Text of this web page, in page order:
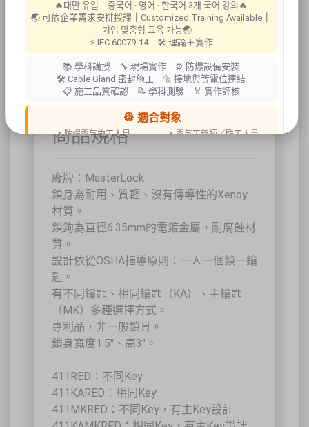
加入購買選單 返回上一頁
商品規格
廠牌：MasterLock
鎖身為耐用、質輕、沒有傳導性的Xenoy
材質。
鎖鉤為直徑6.35mm的電鍍金屬，耐腐蝕材
質。
設計依從OSHA指導原則：一人一個鎖一鑰
匙。
有不同鑰匙、相同鑰匙（KA）、主鑰匙
（MK）多種選擇方式。
專利品，非一般鎖具。
鎖身寬度1.5"、高3"。
411RED：不同Key
411KARED：相同Key
411MKRED：不同Key，有主Key設計
🔥대만 유일｜중국어 · 영어 · 한국어 3개 국어 강의🔥
🌏 可依企業需求安排授課
Customized Training Available
기업 맞춤형 교육 가능🌏
⚡ IEC 60079-14 🛠 理論＋實作
📚 學科講授 🔧 現場實作 ⚙ 防爆設備安裝
🛠 Cable Gland 密封施工 🔩 接地與等電位連結
📋 施工品質確認 📝 學科測驗 🏅 實作評核
👷 適合對象
✔ 防爆電氣施工人員
✔ 電氣工程師／監工人員
✔ 設備維護人員
📍 上課地點／主辦資訊
祐昕技術股份有限公司（祐大-台中分公司）
主辦單位
台灣省工商安全衛生協會
技術協辦
協辦單位
三左興業股份有限公司（SANCTITY）
🚄 建議搭乘高鐵至臺中站後轉乘計程車
🚘 停車位有限，建議共乘或搭乘大眾運輸工具
🌱 大眾運輸每人每公里約可減少 67% 碳排放
🔥 線上報名｜火速搶位
名額有限，依完成報名及繳費順序保留名額，額滿即截止。
關閉